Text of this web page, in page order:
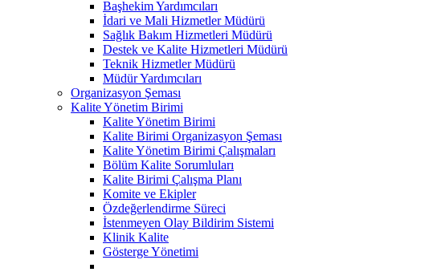
Başhekim Yardımcıları
İdari ve Mali Hizmetler Müdürü
Sağlık Bakım Hizmetleri Müdürü
Destek ve Kalite Hizmetleri Müdürü
Teknik Hizmetler Müdürü
Müdür Yardımcıları
Organizasyon Şeması
Kalite Yönetim Birimi
Kalite Yönetim Birimi
Kalite Birimi Organizasyon Şeması
Kalite Yönetim Birimi Çalışmaları
Bölüm Kalite Sorumluları
Kalite Birimi Çalışma Planı
Komite ve Ekipler
Özdeğerlendirme Süreci
İstenmeyen Olay Bildirim Sistemi
Klinik Kalite
Gösterge Yönetimi